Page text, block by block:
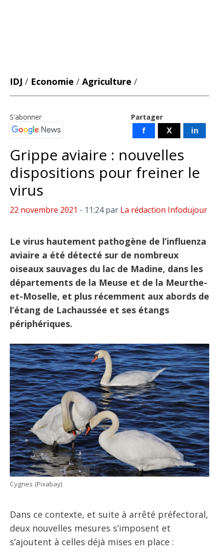
IDJ / Economie / Agriculture /
Partager
f X in
S'abonner
Grippe aviaire : nouvelles
dispositions pour freiner le
virus
22 novembre 2021 - 11:24 par La rédaction Infodujour
Le virus hautement pathogène de l’influenza
aviaire a été détecté sur de nombreux
oiseaux sauvages du lac de Madine, dans les
départements de la Meuse et de la Meurthe-
et-Moselle, et plus récemment aux abords de
l’étang de Lachaussée et ses étangs
périphériques.
Cygnes (Pixabay)
Dans ce contexte, et suite à arrêté préfectoral,
deux nouvelles mesures s’imposent et
s’ajoutent à celles déjà mises en place :